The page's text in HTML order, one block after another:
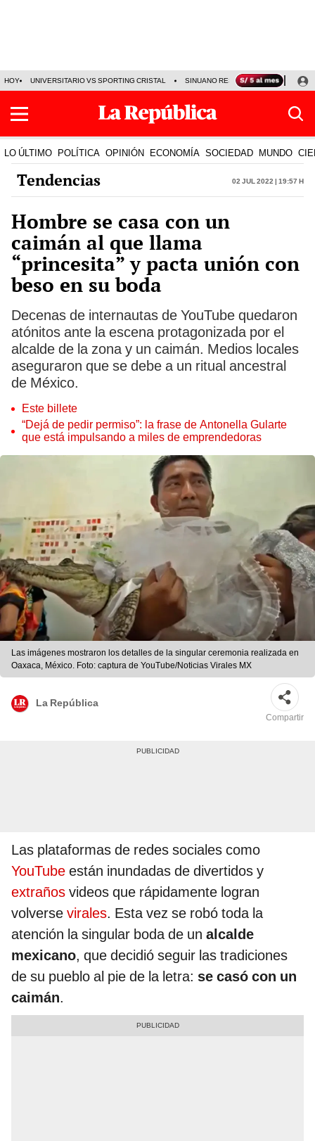
HOY UNIVERSITARIO VS SPORTING CRISTAL SINUANO RESULTADOS HOY
LO ÚLTIMO POLÍTICA OPINIÓN ECONOMÍA SOCIEDAD MUNDO
Tendencias 02 Jul 2022 | 19:57 h
Hombre se casa con un
caimán al que llama
“princesita” y pacta unión con
beso en su boda
Decenas de internautas de YouTube quedaron
atónitos ante la escena protagonizada por el
alcalde de la zona y un caimán. Medios locales
aseguraron que se debe a un ritual ancestral
de México.
Este billete
“Dejá de pedir permiso”: la frase de Antonella Gularte
que está impulsando a miles de emprendedoras
Las imágenes mostraron los detalles de la singular ceremonia realizada en
Oaxaca, México. Foto: captura de YouTube/Noticias Virales MX
La República
Compartir
Las plataformas de redes sociales como
YouTube están inundadas de divertidos y
extraños videos que rápidamente logran
volverse virales. Esta vez se robó toda la
atención la singular boda de un alcalde
mexicano, que decidió seguir las tradiciones
de su pueblo al pie de la letra: se casó con un
caimán.